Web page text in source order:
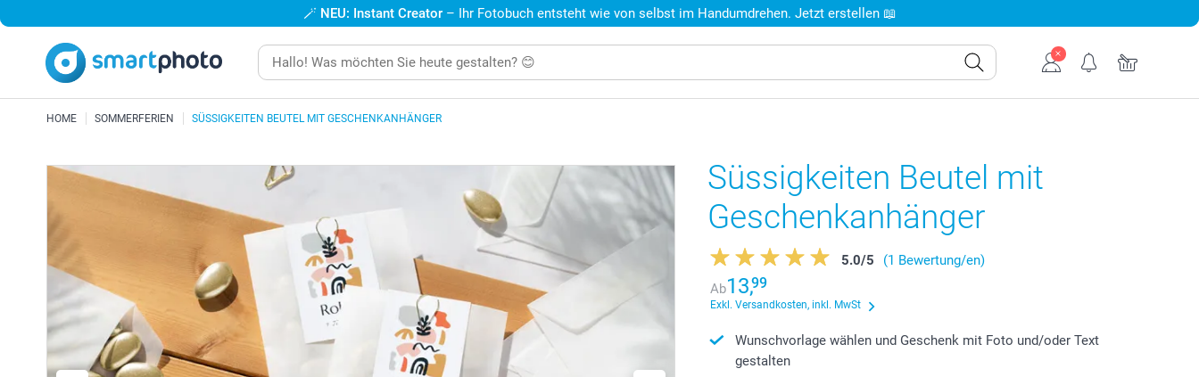
🪄 NEU: Instant Creator – Ihr Fotobuch entsteht wie von selbst im Handumdrehen. Jetzt erstellen 📖
HOME SOMMERFERIEN SÜSSIGKEITEN BEUTEL MIT GESCHENKANHÄNGER
Süssigkeiten Beutel mit
Geschenkanhänger
5.0/5
(1 Bewertung/en)
Ab13,99
Exkl. Versandkosten, inkl. MwSt
Wunschvorlage wählen und Geschenk mit Foto und/oder Text
gestalten